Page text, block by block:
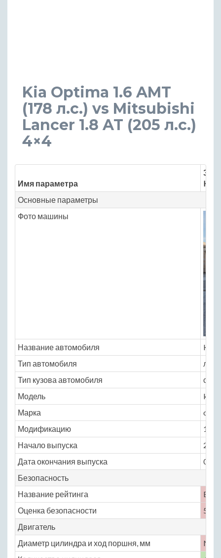
Kia Optima 1.6 AMT
(178 л.с.) vs Mitsubishi
Lancer 1.8 AT (205 л.с.)
4×4
Имя параметра
Kia
Основные параметры
Фото машины
Название автомобиля
Kia
Тип автомобиля
Тип кузова автомобиля
Модель
kia
Марка
Модификацию
1.6
Начало выпуска
2016
Дата окончания выпуска
0
Безопасность
Название рейтинга
Оценка безопасности
5
Двигатель
Диаметр цилиндра и ход поршня, мм
No